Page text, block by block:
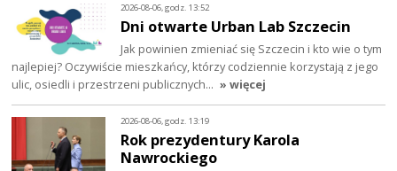
2026-08-06, godz. 13:52
Dni otwarte Urban Lab Szczecin
Jak powinien zmieniać się Szczecin i kto wie o tym
najlepiej? Oczywiście mieszkańcy, którzy codziennie korzystają z jego
ulic, osiedli i przestrzeni publicznych… » więcej
2026-08-06, godz. 13:19
Rok prezydentury Karola
Nawrockiego